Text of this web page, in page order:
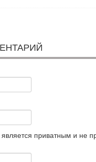
приватным и не